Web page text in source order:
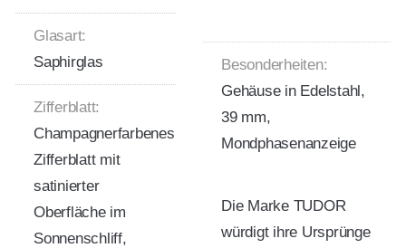
Glasart:
Saphirglas
Zifferblatt:
Champagnerfarbenes
Zifferblatt mit
satinierter
Oberfläche im
Sonnenschliff,
Besonderheiten:
Gehäuse in Edelstahl,
39 mm,
Mondphasenanzeige
Die Marke TUDOR
würdigt ihre Ursprünge